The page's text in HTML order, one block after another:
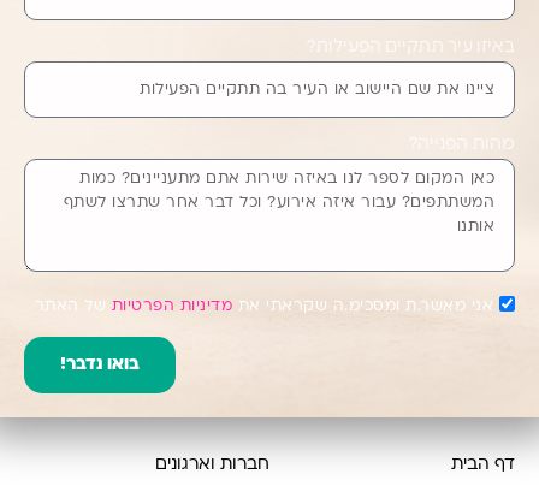
באיזו עיר תתקיים הפעילות?
מהות הפנייה?
אני מאשר.ת ומסכימ.ה שקראתי את מדיניות הפרטיות של האתר
בואו נדבר!
דף הבית חברות וארגונים